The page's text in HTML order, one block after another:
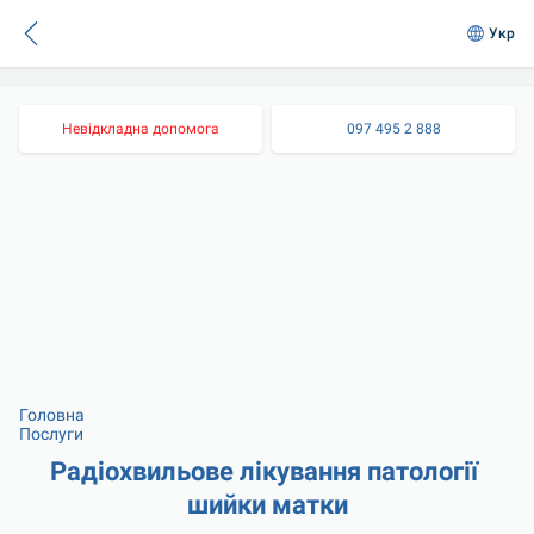
Укр
Невідкладна допомога 097 495 2 888
Головна
Послуги
Радіохвильове лікування патології
шийки матки